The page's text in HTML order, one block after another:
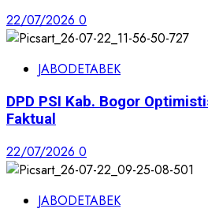
22/07/2026 0
JABODETABEK
DPD PSI Kab. Bogor
Faktual
22/07/2026 0
JABODETABEK